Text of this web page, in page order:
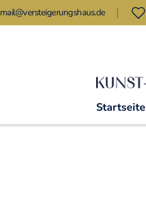
mail@versteigerungshaus.de
Startseite